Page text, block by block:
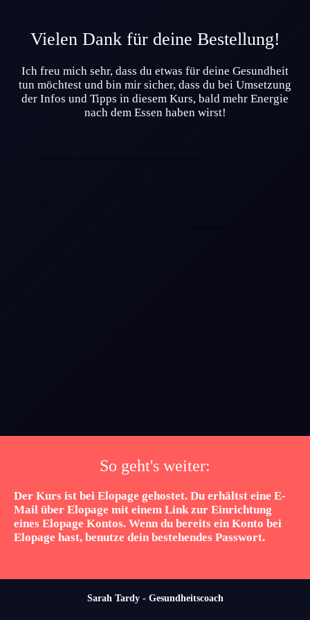
Vielen Dank für deine Bestellung!
Ich freu mich sehr, dass du etwas für deine Gesundheit
tun möchtest und bin mir sicher, dass du bei Umsetzung
der Infos und Tipps in diesem Kurs, bald mehr Energie
nach dem Essen haben wirst!
So geht's weiter:
Der Kurs ist bei Elopage gehostet. Du erhältst eine E-
Mail über Elopage mit einem Link zur Einrichtung
eines Elopage Kontos. Wenn du bereits ein Konto bei
Elopage hast, benutze dein bestehendes Passwort.
Sarah Tardy - Gesundheitscoach
"Wechseljahre & Prävention..."
Mehr Info